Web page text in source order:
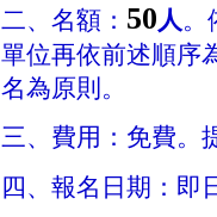
二、名額： 50 人 。
單位再依前述順序
名為原則。
三、費用：免費。
四、報名日期：即